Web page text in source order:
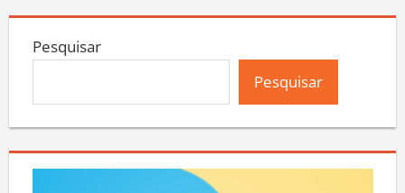
Pesquisar
Pesquisar